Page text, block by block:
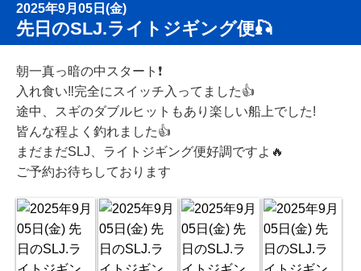
2025年9月05日(金)
先日のSLJ.ライトジギング便🎣
朝一真っ暗の中スタート❗️
入れ食い‼️完全にスイッチ入ってました👍
途中、スギのダブルヒットもあり楽しい船上でした!
皆んな程よく釣れました👍
まだまだSLJ、ライトジギング便好調ですよ🔥
ご予約お待ちしております